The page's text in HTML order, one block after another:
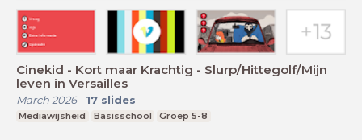
Cinekid - Kort maar Krachtig - Slurp/Hittegolf/Mijn
leven in Versailles
March 2026- 17 slides
Mediawijsheid Basisschool Groep 5-8